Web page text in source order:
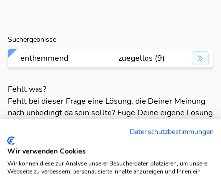
Suchergebnisse
enthemmend zuegellos (9)
Fehlt was?
Fehlt bei dieser Frage eine Lösung, die Deiner Meinung
nach unbedingt da sein sollte? Füge Deine eigene Lösung
Mach mit und registriere dich!
Suchfunktionen
Datenschutzbestimmungen
Wir verwenden Cookies
Wir können diese zur Analyse unserer Besucherdaten platzieren, um unsere
Webseite zu verbessern, personalisierte Inhalte anzuzeigen und Ihnen ein